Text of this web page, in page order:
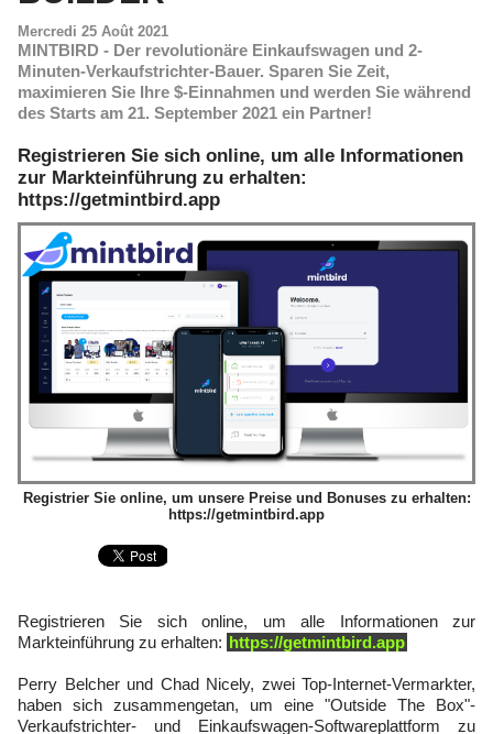
Mercredi 25 Août 2021
MINTBIRD - Der revolutionäre Einkaufswagen und 2-
Minuten-Verkaufstrichter-Bauer. Sparen Sie Zeit,
maximieren Sie Ihre $-Einnahmen und werden Sie während
des Starts am 21. September 2021 ein Partner!
Registrieren Sie sich online, um alle Informationen
zur Markteinführung zu erhalten:
https://getmintbird.app
Registrier Sie online, um unsere Preise und Bonuses zu erhalten:
https://getmintbird.app
Registrieren Sie sich online, um alle Informationen zur
Markteinführung zu erhalten: https://getmintbird.app
Perry Belcher und Chad Nicely, zwei Top-Internet-Vermarkter,
haben sich zusammengetan, um eine "Outside The Box"-
Verkaufstrichter- und Einkaufswagen-Softwareplattform zu